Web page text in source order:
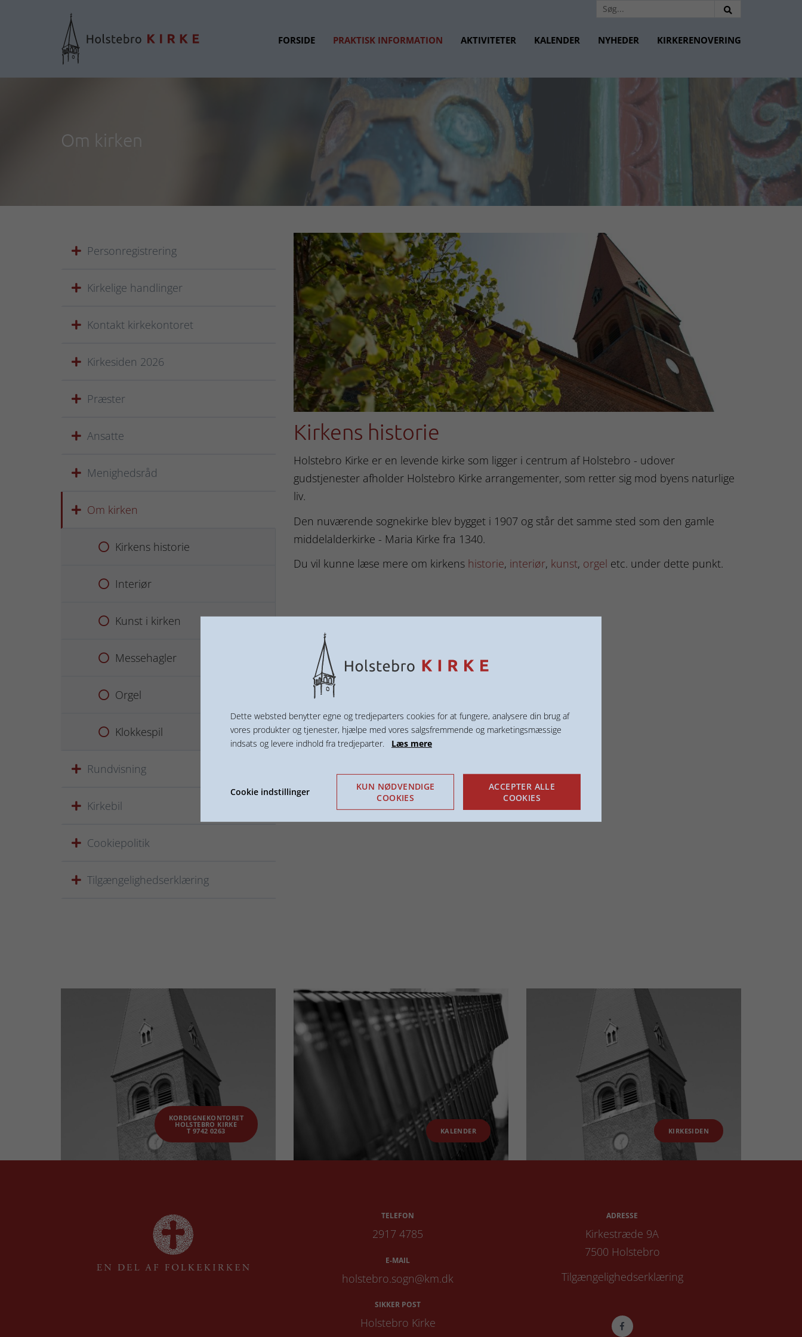
FORSIDE PRAKTISK INFORMATION AKTIVITETER KALENDER NYHEDER KIRKERENOVERING
Om kirken
Personregistrering
Kirkelige handlinger
Kontakt kirkekontoret
Kirkesiden 2026
Præster
Ansatte
Menighedsråd
Om kirken
Kirkens historie
Interiør
Kunst i kirken
Messehagler
Orgel
Klokkespil
Rundvisning
Kirkebil
Cookiepolitik
Tilgængelighedserklæring
Kirkens historie
Holstebro Kirke er en levende kirke som ligger i centrum af Holstebro - udover
gudstjenester afholder Holstebro Kirke arrangementer, som retter sig mod byens naturlige
liv.
Den nuværende sognekirke blev bygget i 1907 og står det samme sted som den gamle
middelalderkirke - Maria Kirke fra 1340.
Du vil kunne læse mere om kirkens historie, interiør, kunst, orgel etc. under dette punkt.
KORDEGNEKONTORET
HOLSTEBRO KIRKE
T 9742 0263 KALENDER KIRKESIDEN
TELEFON
2917 4785
E-MAIL
holstebro.sogn@km.dk
SIKKER POST
Holstebro Kirke
ADRESSE
Kirkestræde 9A
7500 Holstebro
Tilgængelighedserklæring
Dette websted benytter egne og tredjeparters cookies for at fungere, analysere din brug af
vores produkter og tjenester, hjælpe med vores salgsfremmende og marketingsmæssige
indsats og levere indhold fra tredjeparter. Læs mere
Cookie indstillinger
KUN NØDVENDIGE
COOKIES
ACCEPTER ALLE
COOKIES